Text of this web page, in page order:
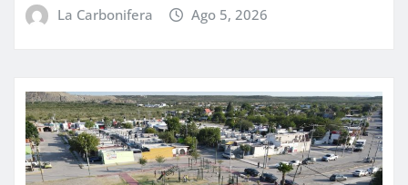
La Carbonifera Ago 5, 2026